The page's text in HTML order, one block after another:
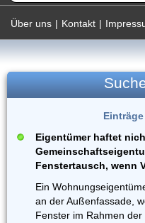
Über uns | Kontakt |
Eigentümer haftet
Fenstertausch, wenn
Ein
an der Außenfassade,
Fenster im Rahmen